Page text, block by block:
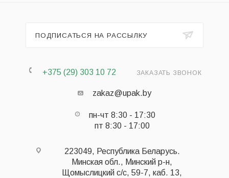
ПОДПИСАТЬСЯ НА РАССЫЛКУ
+375 (29) 303 10 72 ЗАКАЗАТЬ ЗВОНОК
zakaz@upak.by
пн-чт 8:30 - 17:30
пт 8:30 - 17:00
223049, Республика Беларусь.
Минская обл., Минский р-н,
Щомыслицкий с/с, 59-7, каб. 13,